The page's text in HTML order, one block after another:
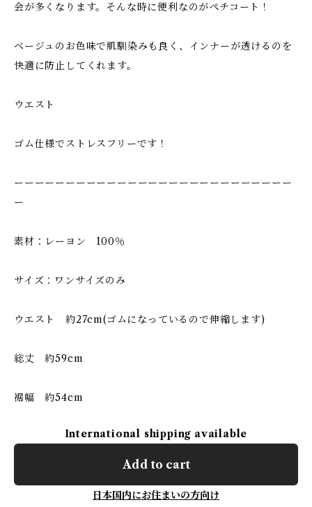
会が多くなります。そんな時に便利なのがペチコート！
ベージュのお色味で肌馴染みも良く、インナーが透けるのを
快適に防止してくれます。
ウエスト
ゴム仕様でストレスフリーです！
ーーーーーーーーーーーーーーーーーーーーーーーーーーー
ー
素材：レーヨン 100％
サイズ：ワンサイズのみ
ウエスト 約27cm(ゴムになっているので伸縮します)
総丈 約59cm
裾幅 約54cm
International shipping available
Add to cart
日本国内にお住まいの方向け